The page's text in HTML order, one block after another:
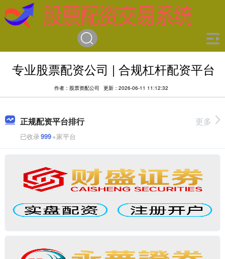
专业股票配资公司 | 合规杠杆配资平台
作者：股票资配公司 更新：2026-06-11 11:12:32
正规配资平台排行
已收录999+家平台
更多